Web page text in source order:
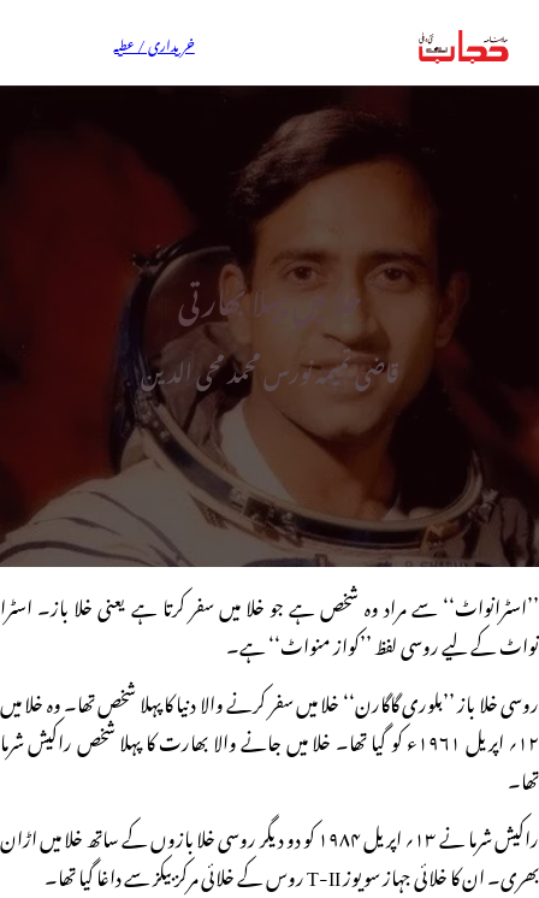
خریداری / عطیہ
خلا میں پہلا بھارتی
قاضی تمیمہ نورس محمد محی الدین
’’اسٹرانواٹ‘‘ سے مراد وہ شخص ہے جو خلا میں سفر کرتا ہے یعنی خلا باز۔ اسٹرا
نواٹ کے لیے روسی لفظ ’’کواز منواٹ‘‘ ہے۔
روسی خلا باز ’’بلوری گاگارن‘‘ خلا میں سفر کرنے والا دنیا کا پہلا شخص تھا۔ وہ خلا میں
۱۲؍ اپریل ۱۹۶۱ء کو گیا تھا۔ خلا میں جانے والا بھارت کا پہلا شخص راکیش شرما
تھا۔
راکیش شرما نے ۱۳؍ اپریل ۱۹۸۴ کو دو دیگر روسی خلا بازوں کے ساتھ خلا میں اڑان
بھری۔ ان کا خلائی جہاز سویوز T-II روس کے خلائی مرکز بیکز سے داغا گیا تھا۔